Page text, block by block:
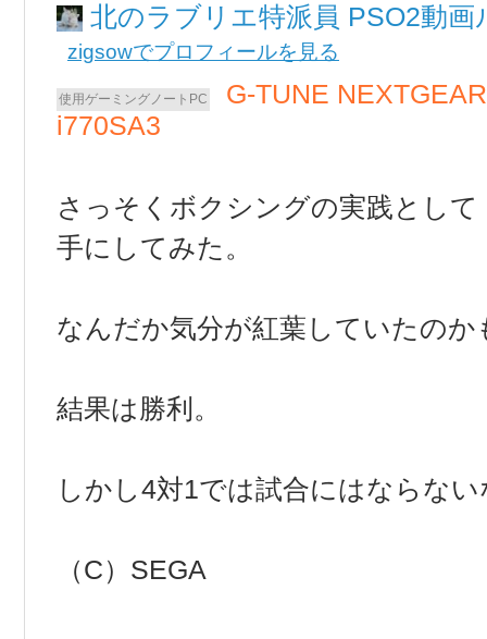
北のラブリエ PSO2動画
zigsowでプロフィールを見る
G-TUNE
i770SA3
さっそくボクシングの実践とし
手にしてみた。
なんだか気分が紅葉していたのか
結果は勝利。
しかし4対1では試合にはならない
（C）SEGA